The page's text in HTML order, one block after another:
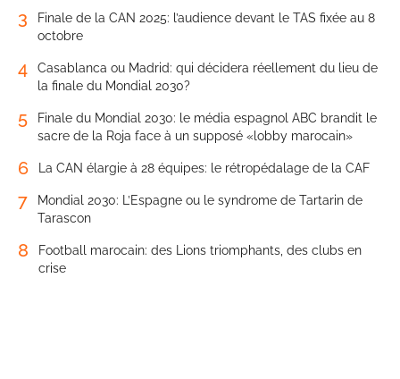
3
Finale de la CAN 2025: l’audience devant le TAS fixée au 8
octobre
4
Casablanca ou Madrid: qui décidera réellement du lieu de
la finale du Mondial 2030?
5
Finale du Mondial 2030: le média espagnol ABC brandit le
sacre de la Roja face à un supposé «lobby marocain»
6 La CAN élargie à 28 équipes: le rétropédalage de la CAF
7
Mondial 2030: L’Espagne ou le syndrome de Tartarin de
Tarascon
8
Football marocain: des Lions triomphants, des clubs en
crise